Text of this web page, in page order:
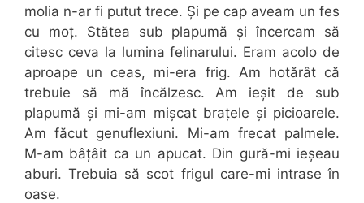
molia n-ar fi putut trece. Și pe cap aveam un fes
cu moț. Stătea sub plapumă și încercam să
citesc ceva la lumina felinarului. Eram acolo de
aproape un ceas, mi-era frig. Am hotărât că
trebuie să mă încălzesc. Am ieșit de sub
plapumă și mi-am mișcat brațele și picioarele.
Am făcut genuflexiuni. Mi-am frecat palmele.
M-am bâțâit ca un apucat. Din gură-mi ieșeau
aburi. Trebuia să scot frigul care-mi intrase în
oase.